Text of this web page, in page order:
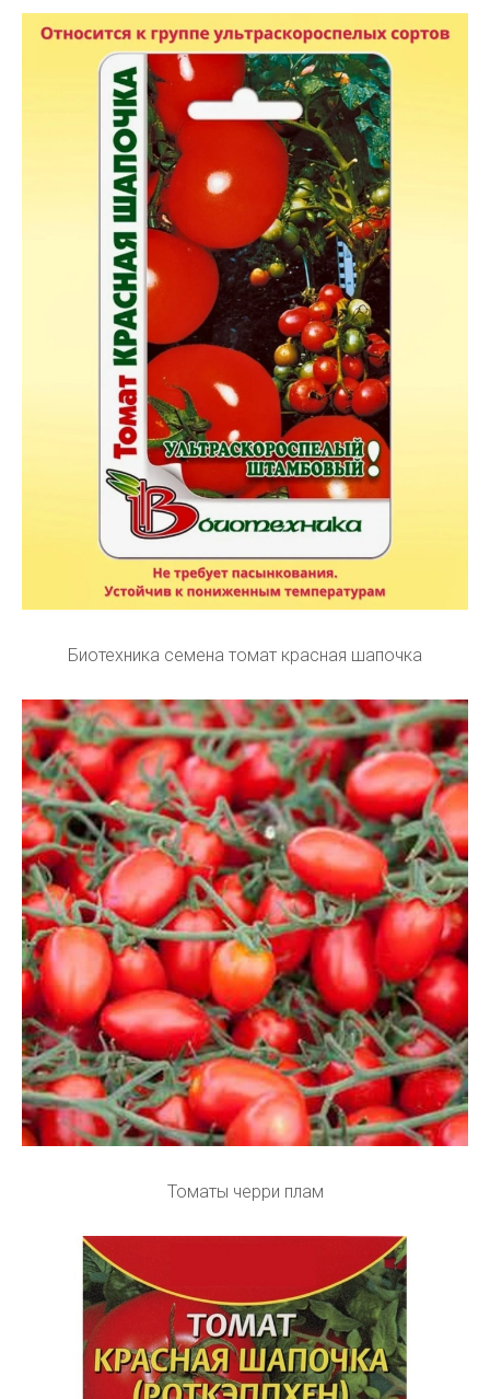
Биотехника семена томат красная шапочка
Томаты черри плам